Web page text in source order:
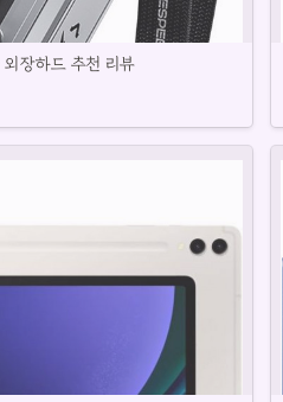
외장하드 추천 리뷰